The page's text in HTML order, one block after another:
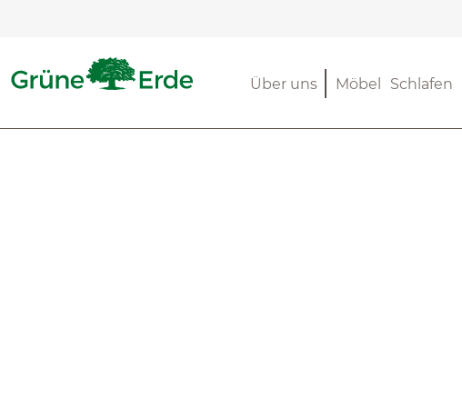
Möbel Schlafen
Über uns